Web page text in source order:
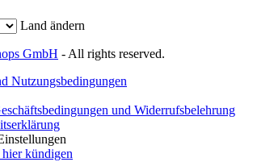
Land ändern
GmbH - All rights reserved.
Nutzungsbedingungen
und Widerrufsbelehrung
kündigen